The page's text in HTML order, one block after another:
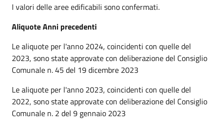
I valori delle aree edificabili sono confermati.
Aliquote Anni precedenti
Le aliquote per l'anno 2024, coincidenti con quelle del
2023, sono state approvate con deliberazione del Consiglio
Comunale n. 45 del 19 dicembre 2023
Le aliquote per l'anno 2023, coincidenti con quelle del
2022, sono state approvate con deliberazione del Consiglio
Comunale n. 2 del 9 gennaio 2023